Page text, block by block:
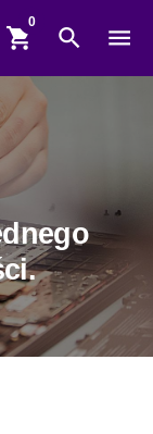
shopping_cart search menu